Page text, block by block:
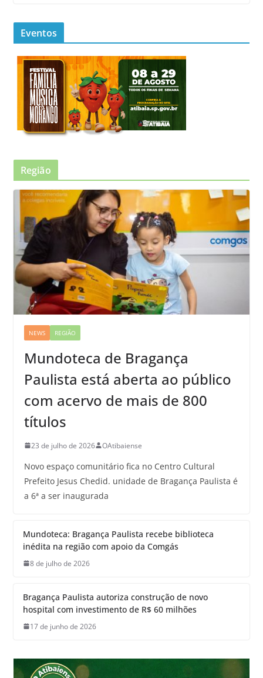
Eventos
Região
NEWS REGIÃO
Mundoteca de Bragança
Paulista está aberta ao público
com acervo de mais de 800
títulos
23 de julho de 2026 OAtibaiense
Novo espaço comunitário fica no Centro Cultural
Prefeito Jesus Chedid. unidade de Bragança Paulista é
a 6ª a ser inaugurada
Mundoteca: Bragança Paulista recebe biblioteca
inédita na região com apoio da Comgás
8 de julho de 2026
Bragança Paulista autoriza construção de novo
hospital com investimento de R$ 60 milhões
17 de junho de 2026